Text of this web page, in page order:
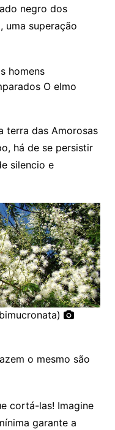
negro dos
uma superação
homens
O elmo
terra das Amorosas
há de se persistir
silencio e
o mesmo são
cortá-las! Imagine
garante a